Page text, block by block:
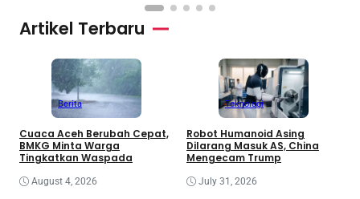
Artikel Terbaru
Berita
Cuaca Aceh Berubah Cepat,
BMKG Minta Warga
Tingkatkan Waspada
August 4, 2026
Teknologi
Robot Humanoid Asing
Dilarang Masuk AS, China
Mengecam Trump
July 31, 2026